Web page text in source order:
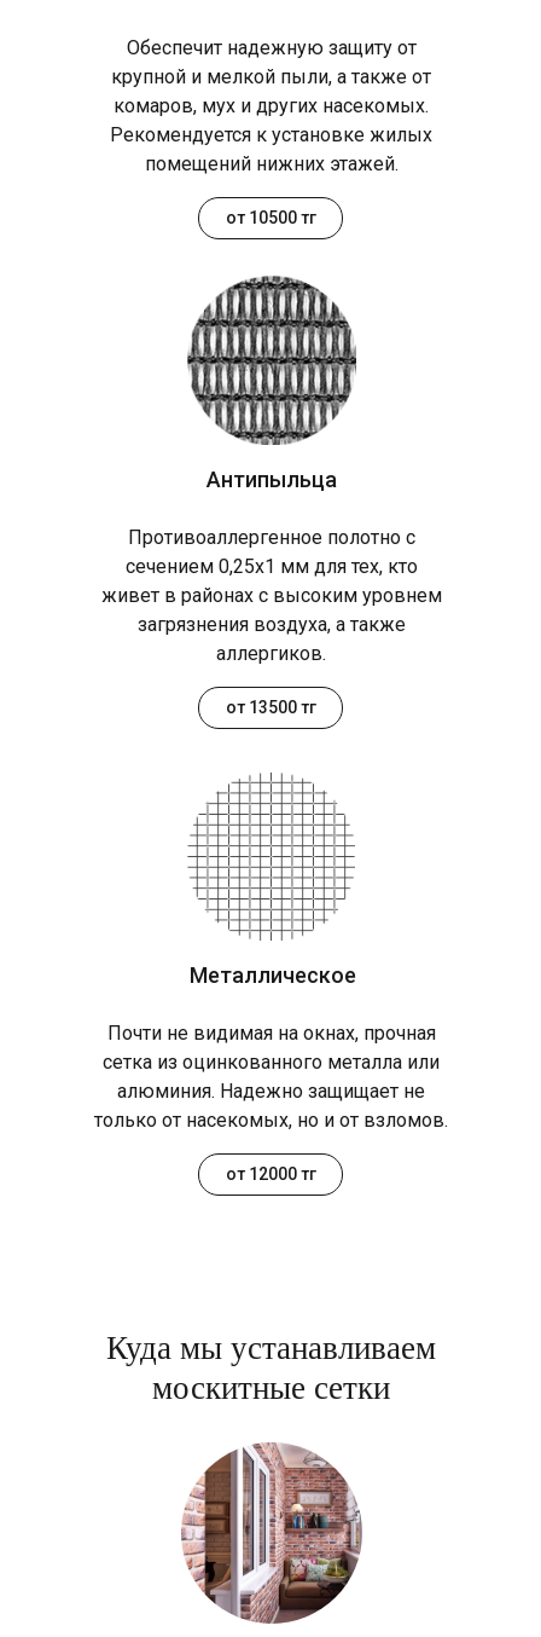
Антипыльца
Противоаллергенное полотно с
сечением 0,25х1 мм для тех, кто
живет в районах с высоким уровнем
загрязнения воздуха, а также
аллергиков.
Обеспечит надежную защиту от
крупной и мелкой пыли, а также от
комаров, мух и других насекомых.
Рекомендуется к установке жилых
помещений нижних этажей.
Металлическое
Почти не видимая на окнах, прочная
сетка из оцинкованного металла или
алюминия. Надежно защищает не
только от насекомых, но и от взломов.
от 13500 тг
от 10500 тг
от 12000 тг
Куда мы устанавливаем
москитные сетки